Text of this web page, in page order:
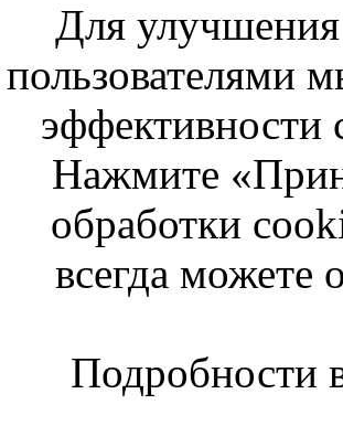
Для улучшения
пользователями
эффективности
Нажмите
обработки
всегда можете
Подробности